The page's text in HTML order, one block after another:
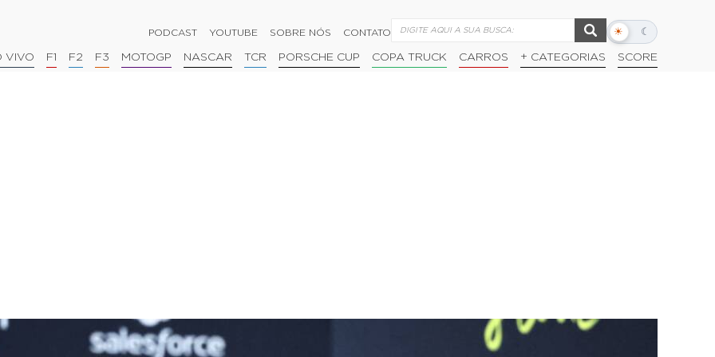
PODCAST YOUTUBE SOBRE NÓS CONTATO ☀ ☾
Alternar
escuro
VIVO F1 F2 F3 MOTOGP NASCAR TCR PORSCHE CUP COPA TRUCK CARROS + CATEGORIAS SCORE